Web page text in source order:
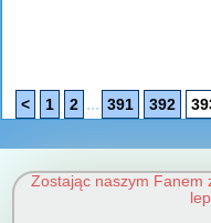
< 1 2 ... 391 392
Zostając naszym Fanem